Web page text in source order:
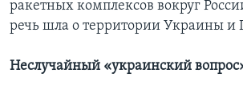
ракетных комплексов вокруг
речь шла о территории Украины и
Неслучайный «украинский